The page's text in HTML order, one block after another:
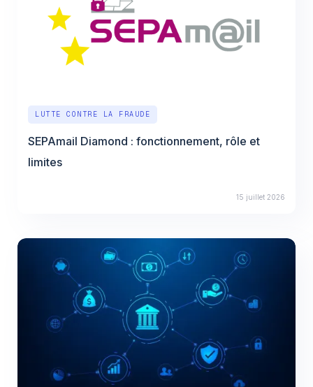
LUTTE CONTRE LA FRAUDE
SEPAmail Diamond : fonctionnement, rôle et
limites
15 juillet 2026